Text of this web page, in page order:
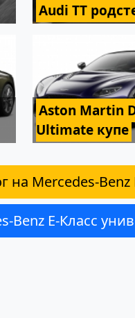
Audi TT
Aston Martin
Ultimate купе
на Mercedes-Benz
Benz E-Класс